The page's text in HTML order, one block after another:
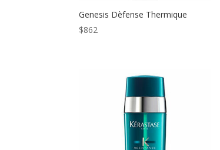
Genesis Dèfense Thermique
$862